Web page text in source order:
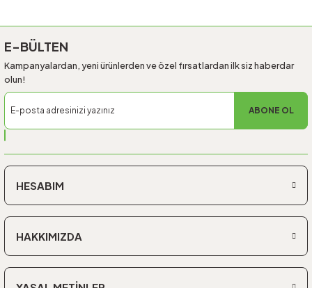
E-BÜLTEN
Kampanyalardan, yeni ürünlerden ve özel fırsatlardan ilk siz haberdar
olun!
ABONE OL
HESABIM
HAKKIMIZDA